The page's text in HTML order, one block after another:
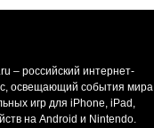
– российский интернет-
освещающий события мира
игр для iPhone, iPad,
на Android и Nintendo.